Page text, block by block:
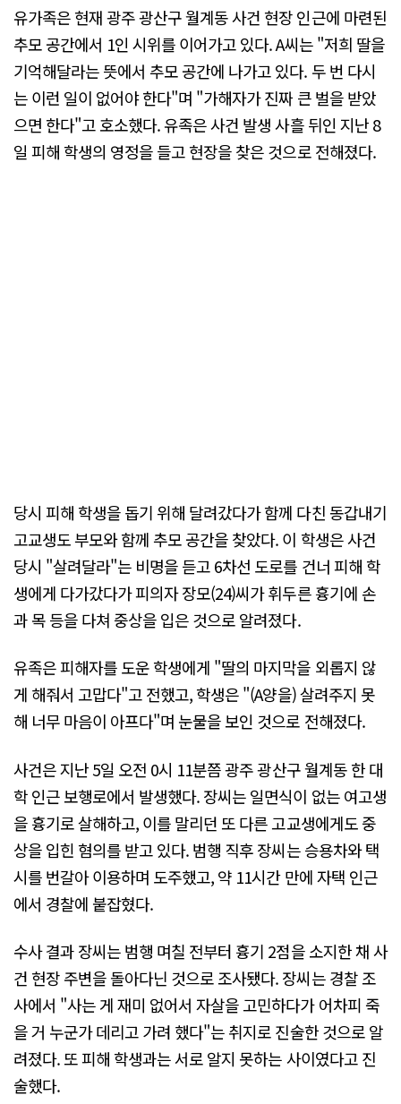
유가족은 현재 광주 광산구 월계동 사건 현장 인근에 마련된
추모 공간에서 1인 시위를 이어가고 있다. A씨는 "저희 딸을
기억해달라는 뜻에서 추모 공간에 나가고 있다. 두 번 다시
는 이런 일이 없어야 한다"며 "가해자가 진짜 큰 벌을 받았
으면 한다"고 호소했다. 유족은 사건 발생 사흘 뒤인 지난 8
일 피해 학생의 영정을 들고 현장을 찾은 것으로 전해졌다.
당시 피해 학생을 돕기 위해 달려갔다가 함께 다친 동갑내기
고교생도 부모와 함께 추모 공간을 찾았다. 이 학생은 사건
당시 "살려달라"는 비명을 듣고 6차선 도로를 건너 피해 학
생에게 다가갔다가 피의자 장모(24)씨가 휘두른 흉기에 손
과 목 등을 다쳐 중상을 입은 것으로 알려졌다.
유족은 피해자를 도운 학생에게 "딸의 마지막을 외롭지 않
게 해줘서 고맙다"고 전했고, 학생은 "(A양을) 살려주지 못
해 너무 마음이 아프다"며 눈물을 보인 것으로 전해졌다.
사건은 지난 5일 오전 0시 11분쯤 광주 광산구 월계동 한 대
학 인근 보행로에서 발생했다. 장씨는 일면식이 없는 여고생
을 흉기로 살해하고, 이를 말리던 또 다른 고교생에게도 중
상을 입힌 혐의를 받고 있다. 범행 직후 장씨는 승용차와 택
시를 번갈아 이용하며 도주했고, 약 11시간 만에 자택 인근
에서 경찰에 붙잡혔다.
수사 결과 장씨는 범행 며칠 전부터 흉기 2점을 소지한 채 사
건 현장 주변을 돌아다닌 것으로 조사됐다. 장씨는 경찰 조
사에서 "사는 게 재미 없어서 자살을 고민하다가 어차피 죽
을 거 누군가 데리고 가려 했다"는 취지로 진술한 것으로 알
려졌다. 또 피해 학생과는 서로 알지 못하는 사이였다고 진
술했다.